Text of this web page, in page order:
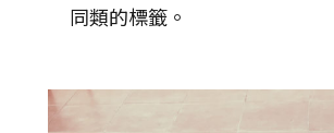
同類的標籤。